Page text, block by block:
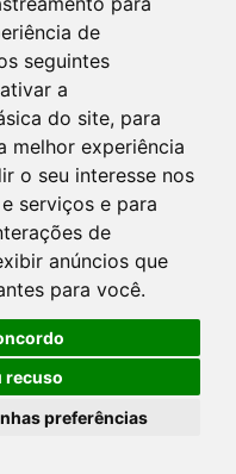
de
seguintes
a
do site, para
melhor experiência
o seu interesse nos
serviços e para
de
anúncios que
para você.
recuso
preferências
existe.